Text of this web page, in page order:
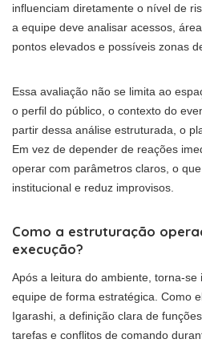
influenciam diretamente o nível de
a equipe deve analisar acessos,
pontos elevados e possíveis zonas
Essa avaliação não se limita ao
o perfil do público, o contexto do
partir dessa análise estruturada, o
Em vez de depender de reações
operar com parâmetros claros, o
institucional e reduz improvisos.
Como a estruturação
execução?
Após a leitura do ambiente, torna-se
equipe de forma estratégica. Como
Igarashi, a definição clara de
tarefas e conflitos de comando